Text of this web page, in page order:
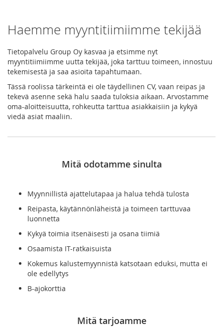
Haemme myyntitiimiimme tekijää
Tietopalvelu Group Oy kasvaa ja etsimme nyt
myyntitiimiimme uutta tekijää, joka tarttuu toimeen, innostuu
tekemisestä ja saa asioita tapahtumaan.
Tässä roolissa tärkeintä ei ole täydellinen CV, vaan reipas ja
tekevä asenne sekä halu saada tuloksia aikaan. Arvostamme
oma-aloitteisuutta, rohkeutta tarttua asiakkaisiin ja kykyä
viedä asiat maaliin.
Mitä odotamme sinulta
Myynnillistä ajattelutapaa ja halua tehdä tulosta
Reipasta, käytännönläheistä ja toimeen tarttuvaa
luonnetta
Kykyä toimia itsenäisesti ja osana tiimiä
Osaamista IT-ratkaisuista
Kokemus kalustemyynnistä katsotaan eduksi, mutta ei
ole edellytys
B-ajokorttia
Mitä tarjoamme